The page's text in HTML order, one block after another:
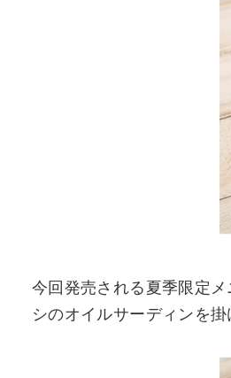
今回発売される夏季限定
シのオイルサーディンを